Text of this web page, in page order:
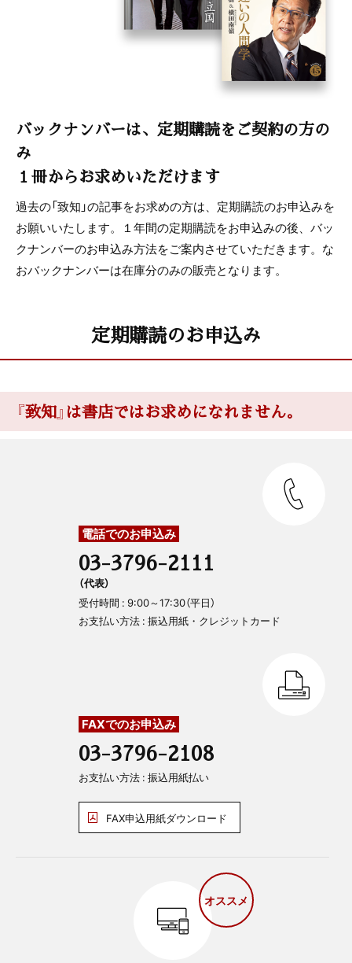
バックナンバーは、定期購読をご契約の方の
み
１冊からお求めいただけます
過去の「致知」の記事をお求めの方は、定期購読のお申込みを
お願いいたします。１年間の定期購読をお申込みの後、バッ
クナンバーのお申込み方法をご案内させていただきます。な
おバックナンバーは在庫分のみの販売となります。
定期購読のお申込み
『致知』は書店ではお求めになれません。
電話でのお申込み
03-3796-2111
（代表）
受付時間 : 9:00～17:30（平日）
お支払い方法 : 振込用紙・クレジットカード
FAXでのお申込み
03-3796-2108
お支払い方法 : 振込用紙払い
FAX申込用紙ダウンロード
オススメ